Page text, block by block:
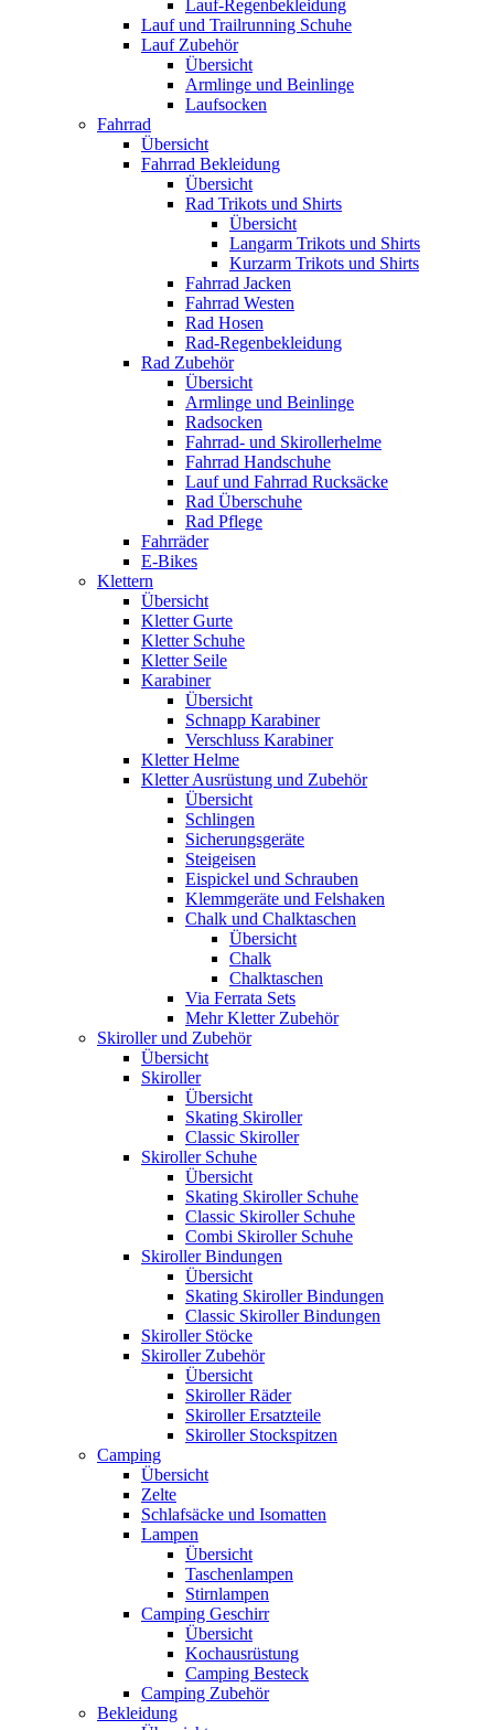
Lauf-Regenbekleidung
Lauf und Trailrunning Schuhe
Lauf Zubehör
Übersicht
Armlinge und Beinlinge
Laufsocken
Fahrrad
Übersicht
Fahrrad Bekleidung
Übersicht
Rad Trikots und Shirts
Übersicht
Langarm Trikots und Shirts
Kurzarm Trikots und Shirts
Fahrrad Jacken
Fahrrad Westen
Rad Hosen
Rad-Regenbekleidung
Rad Zubehör
Übersicht
Armlinge und Beinlinge
Radsocken
Fahrrad- und Skirollerhelme
Fahrrad Handschuhe
Lauf und Fahrrad Rucksäcke
Rad Überschuhe
Rad Pflege
Fahrräder
E-Bikes
Klettern
Übersicht
Kletter Gurte
Kletter Schuhe
Kletter Seile
Karabiner
Übersicht
Schnapp Karabiner
Verschluss Karabiner
Kletter Helme
Kletter Ausrüstung und Zubehör
Übersicht
Schlingen
Sicherungsgeräte
Steigeisen
Eispickel und Schrauben
Klemmgeräte und Felshaken
Chalk und Chalktaschen
Übersicht
Chalk
Chalktaschen
Via Ferrata Sets
Mehr Kletter Zubehör
Skiroller und Zubehör
Übersicht
Skiroller
Übersicht
Skating Skiroller
Classic Skiroller
Skiroller Schuhe
Übersicht
Skating Skiroller Schuhe
Classic Skiroller Schuhe
Combi Skiroller Schuhe
Skiroller Bindungen
Übersicht
Skating Skiroller Bindungen
Classic Skiroller Bindungen
Skiroller Stöcke
Skiroller Zubehör
Übersicht
Skiroller Räder
Skiroller Ersatzteile
Skiroller Stockspitzen
Camping
Übersicht
Zelte
Schlafsäcke und Isomatten
Lampen
Übersicht
Taschenlampen
Stirnlampen
Camping Geschirr
Übersicht
Kochausrüstung
Camping Besteck
Camping Zubehör
Bekleidung